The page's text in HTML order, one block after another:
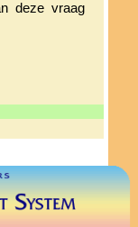
deze vraag